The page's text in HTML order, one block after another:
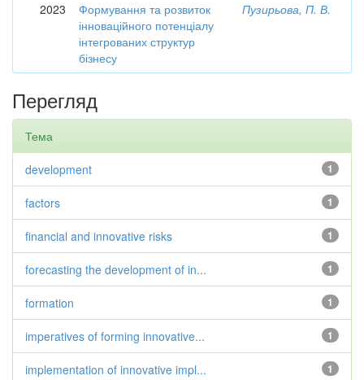
2023
Формування та розвиток
інноваційного потенціалу
інтегрованих структур
бізнесу
Пузирьова, П. В.
Перегляд
Тема
1
development
1
factors
1
financial and innovative risks
1
forecasting the development of in...
1
formation
1
imperatives of forming innovative...
1
implementation of innovative impl...